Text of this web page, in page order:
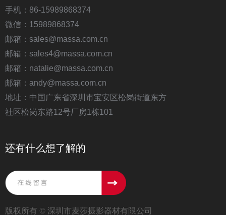
还有什么想了解的
版权所有 © 深圳市麦莎摄影器材有限公司
手机：86-15989868374
微信：15989868374
邮箱：sales@massa.com.cn
邮箱：sales4@massa.com.cn
邮箱：natalie@massa.com.cn
邮箱：andy@massa.com.cn
地址：中国广东省深圳市宝安区松岗街道东方
社区松岗东路12号厂房1栋101